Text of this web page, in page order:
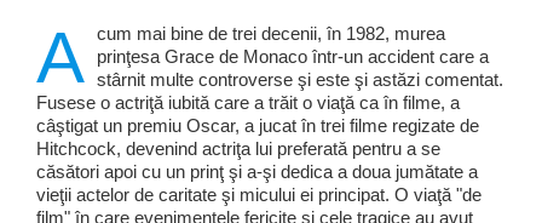
A cum mai bine de trei decenii, în 1982, murea
prinţesa Grace de Monaco într-un accident care a
stârnit multe controverse şi este şi astăzi comentat.
Fusese o actriţă iubită care a trăit o viaţă ca în filme, a
câştigat un premiu Oscar, a jucat în trei filme regizate de
Hitchcock, devenind actriţa lui preferată pentru a se
căsători apoi cu un prinţ şi a-şi dedica a doua jumătate a
vieţii actelor de caritate şi micului ei principat. O viaţă "de
film" în care evenimentele fericite şi cele tragice au avut